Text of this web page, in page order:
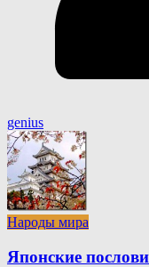
genius
Народы мира
Японские